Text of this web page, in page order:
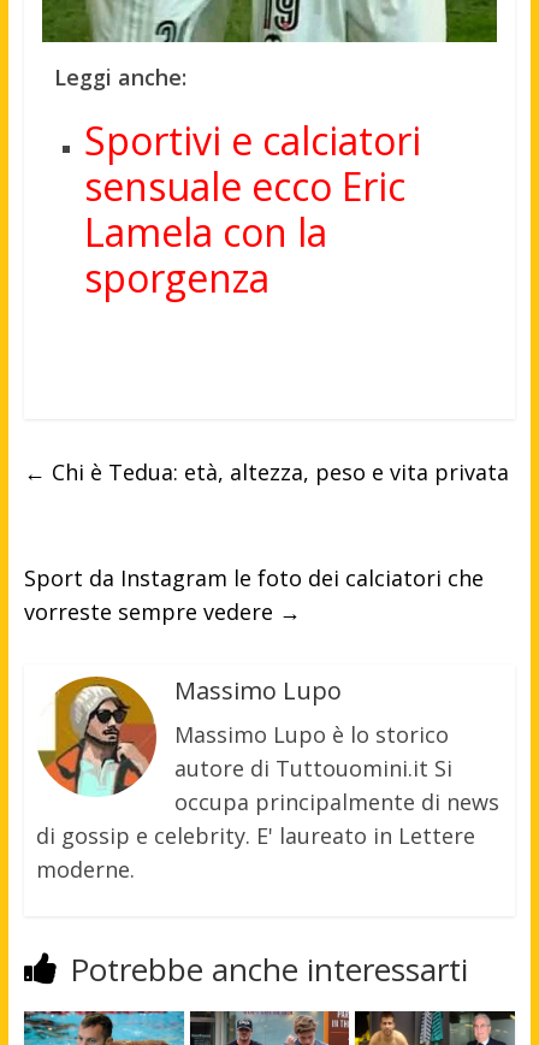
Leggi anche:
Sportivi e calciatori
sensuale ecco Eric
Lamela con la
sporgenza
← Chi è Tedua: età, altezza, peso e vita privata
Sport da Instagram le foto dei calciatori che
vorreste sempre vedere →
Massimo Lupo
Massimo Lupo è lo storico
autore di Tuttouomini.it Si
occupa principalmente di news
di gossip e celebrity. E' laureato in Lettere
moderne.
Potrebbe anche interessarti